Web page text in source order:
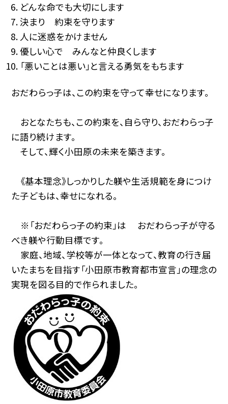
どんな命でも大切にします
決まり 約束を守ります
人に迷惑をかけません
優しい心で みんなと仲良くします
「悪いことは悪い」と言える勇気をもちます
おだわらっ子は、この約束を守って幸せになります。
おとなたちも、この約束を、自ら守り、おだわらっ子
に語り続けます。
そして、輝く小田原の未来を築きます。
《基本理念》しっかりした躾や生活規範を身につけ
た子どもは、幸せになれる。
※「おだわらっ子の約束」は おだわらっ子が守る
べき躾や行動目標です。
家庭、地域、学校等が一体となって、教育の行き届
いたまちを目指す「小田原市教育都市宣言」の理念の
実現を図る目的で作られました。